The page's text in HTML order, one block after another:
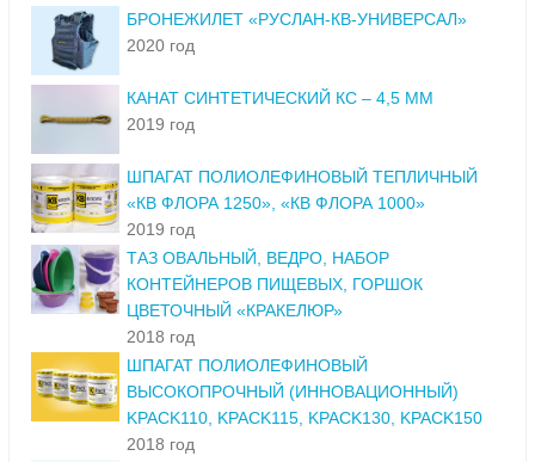
БРОНЕЖИЛЕТ «РУСЛАН-КВ-УНИВЕРСАЛ»
2020 год
КАНАТ СИНТЕТИЧЕСКИЙ КС – 4,5 ММ
2019 год
ШПАГАТ ПОЛИОЛЕФИНОВЫЙ ТЕПЛИЧНЫЙ
«КВ ФЛОРА 1250», «КВ ФЛОРА 1000»
2019 год
ТАЗ ОВАЛЬНЫЙ, ВЕДРО, НАБОР
КОНТЕЙНЕРОВ ПИЩЕВЫХ, ГОРШОК
ЦВЕТОЧНЫЙ «КРАКЕЛЮР»
2018 год
ШПАГАТ ПОЛИОЛЕФИНОВЫЙ
ВЫСОКОПРОЧНЫЙ (ИННОВАЦИОННЫЙ)
KPACK110, KPACK115, KPACK130, KPACK150
2018 год